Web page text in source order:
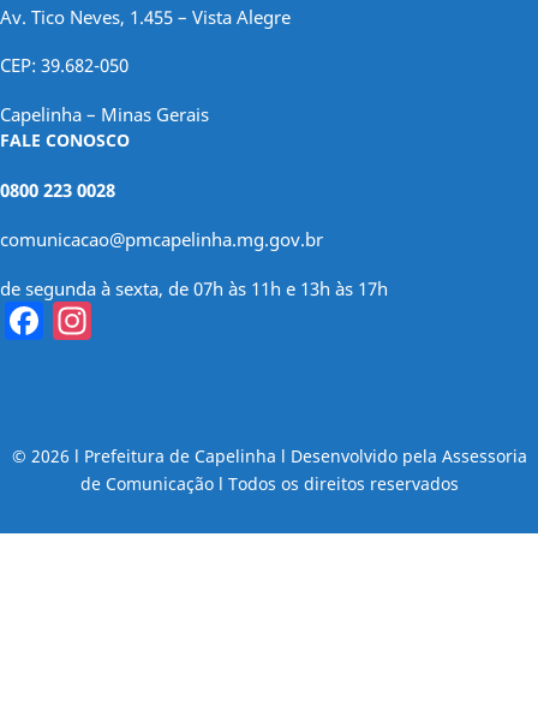
Av. Tico Neves, 1.455 – Vista Alegre
CEP: 39.682-050
Capelinha – Minas Gerais
FALE CONOSCO
0800 223 0028
comunicacao@pmcapelinha.mg.gov.br
de segunda à sexta, de 07h às 11h e 13h às 17h
Facebook
© 2026 l Prefeitura de Capelinha l Desenvolvido pela Assessoria
de Comunicação l Todos os direitos reservados